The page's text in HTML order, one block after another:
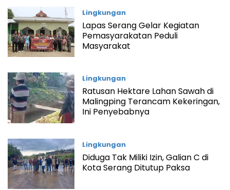
Lingkungan
Lapas Serang Gelar Kegiatan
Pemasyarakatan Peduli
Masyarakat
Lingkungan
Ratusan Hektare Lahan Sawah di
Malingping Terancam Kekeringan,
Ini Penyebabnya
Lingkungan
Diduga Tak Miliki Izin, Galian C di
Kota Serang Ditutup Paksa